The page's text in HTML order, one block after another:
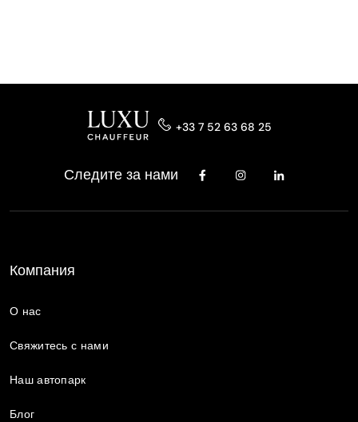
+33 7 52 63 68 25
Следите за нами
Компания
О нас
Свяжитесь с нами
Наш автопарк
Блог